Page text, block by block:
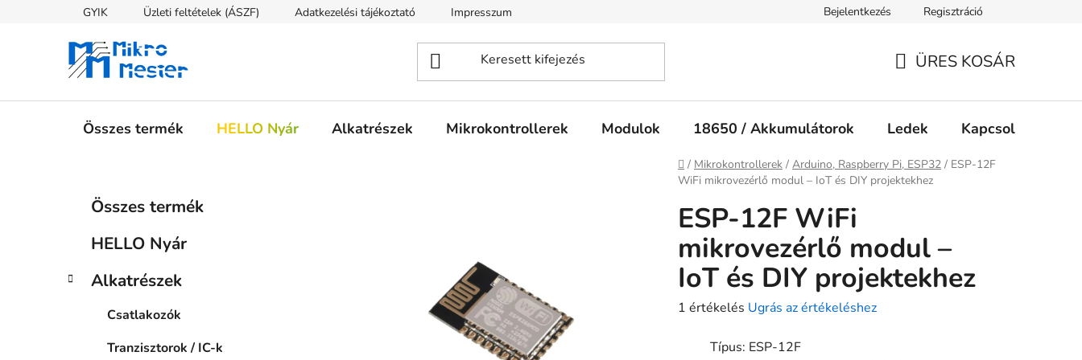
tartalomhoz
GYIK Üzleti feltételek (ÁSZF) Adatkezelési tájékoztató Impresszum Süti tájékoztató
Bejelentkezés Regisztráció
ÜRES KOSÁR
Összes termék HELLO Nyár Alkatrészek Mikrokontrollerek Modulok 18650 / Akkumulátorok Ledek Kapcsolók
Kezdőlap
/ Mikrokontrollerek / Arduino, Raspberry Pi, ESP32 / ESP-12F
WiFi mikrovezérlő modul – IoT és DIY projektekhez
l
Kategóriák
átugrása
ó
Összes termék
HELLO Nyár
Alkatrészek
Csatlakozók
Tranzisztorok / IC-k
ESP-12F WiFi
mikrovezérlő modul –
IoT és DIY projektekhez
A
átlagos
1 értékelés Ugrás az értékeléshez
Típus: ESP-12F